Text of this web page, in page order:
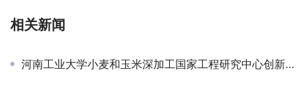
相关新闻
河南工业大学小麦和玉米深加工国家工程研究中心创新楼工程岩土勘察项目成交公告